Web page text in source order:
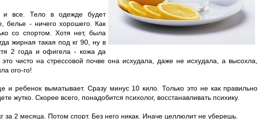
все. Тело в одежде будет
белье - ничего хорошего. Как
со спортом. Хотя нет, была
жирная такая под кг 90, ну в
2 года и офигела - кожа да
чисто на стрессовой почве она исхудала, даже не исхудала, а высохла,
ого-го!
и ребенок выматывает. Сразу минус 10 кило. Только это не как правильно
жутко. Скорее всего, понадобится психолог, восстанавливать психику.
за 2 месяца. Потом спорт. Без него никак. Иначе целлюлит не уберешь.